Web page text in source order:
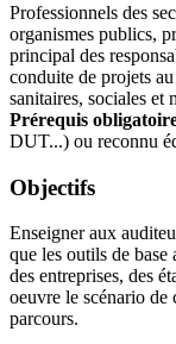
Professionnels des
organismes publics,
principal des
conduite de projets
sanitaires, sociales et
Prérequis
DUT...) ou reconnu
Objectifs
Enseigner aux
que les outils de base
des entreprises, des
oeuvre le scénario de
parcours.